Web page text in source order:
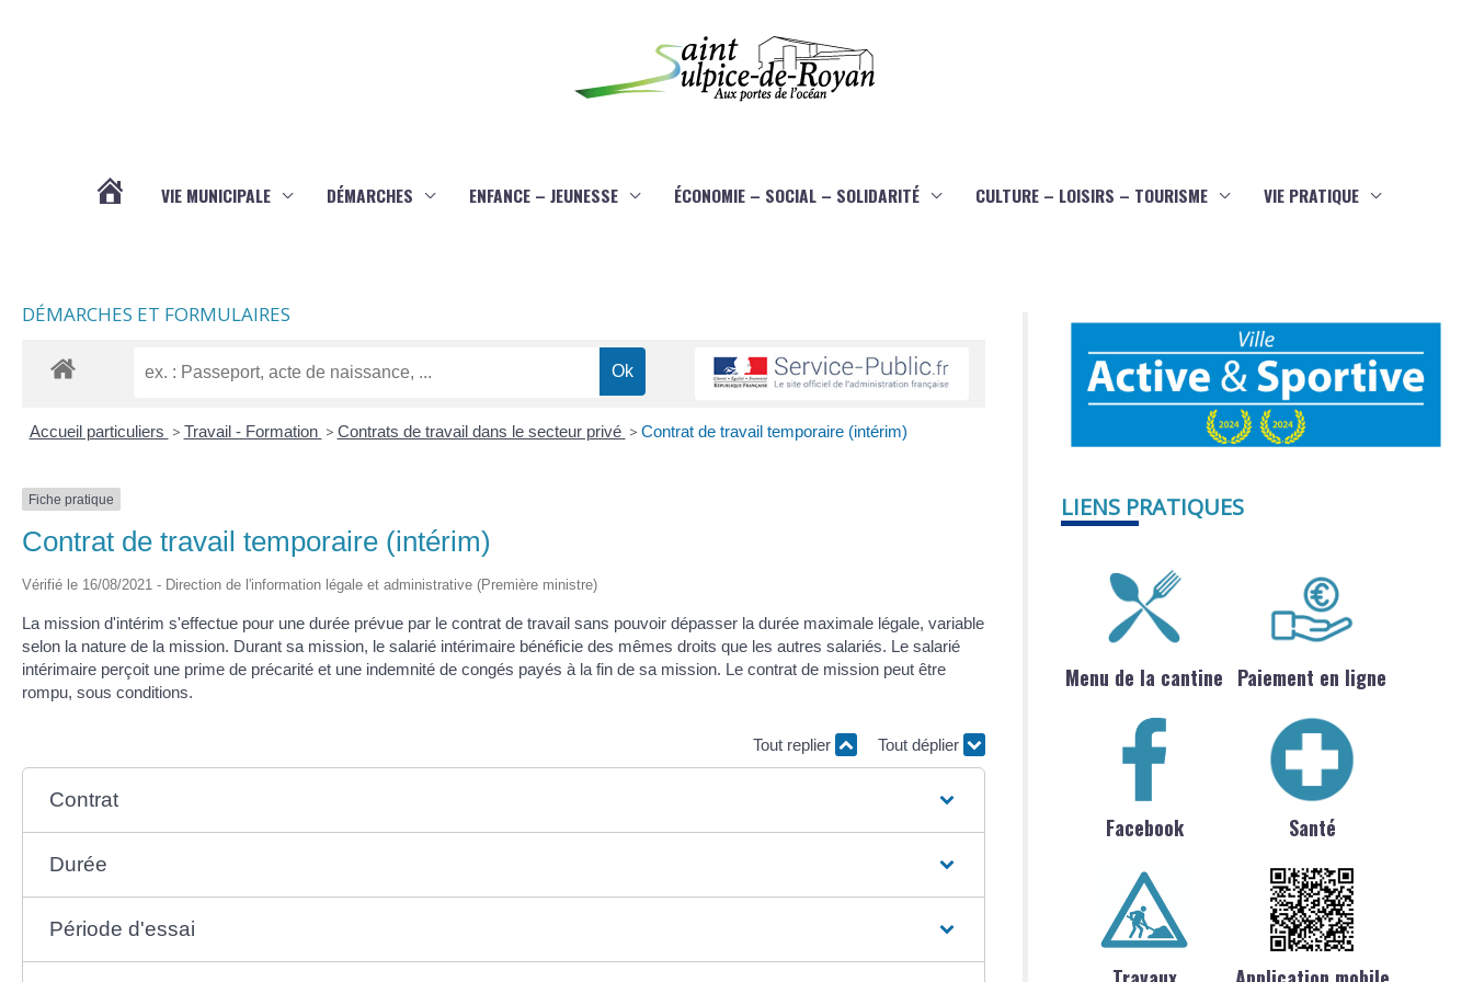
VIE MUNICIPALE DÉMARCHES ENFANCE – JEUNESSE ÉCONOMIE – SOCIAL – SOLIDARITÉ CULTURE – LOISIRS – TOURISME VIE PRATIQUE
DÉMARCHES ET FORMULAIRES
Accueil particuliers > Travail - Formation > Contrats de travail dans le secteur privé > Contrat de travail temporaire (intérim)
Fiche pratique
Contrat de travail temporaire (intérim)
Vérifié le 16/08/2021 - Direction de l'information légale et administrative (Première ministre)
La mission d'intérim s'effectue pour une durée prévue par le contrat de travail sans pouvoir dépasser la durée maximale légale, variable
selon la nature de la mission. Durant sa mission, le salarié intérimaire bénéficie des mêmes droits que les autres salariés. Le salarié
intérimaire perçoit une prime de précarité et une indemnité de congés payés à la fin de sa mission. Le contrat de mission peut être
rompu, sous conditions.
Tout replier Tout déplier
Contrat
Durée
Période d'essai
LIENS PRATIQUES
Menu de la cantine Paiement en ligne
Facebook Santé